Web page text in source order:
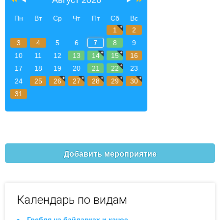
Пн Вт Ср Чт Пт Сб
Вс
1
2
3
4 5 6 7 8
9
10
11 12 13 14 15
16
17
18 19 20 21 22
23
24
25 26 27 28 29
30
31
Добавить мероприятие
Календарь по видам